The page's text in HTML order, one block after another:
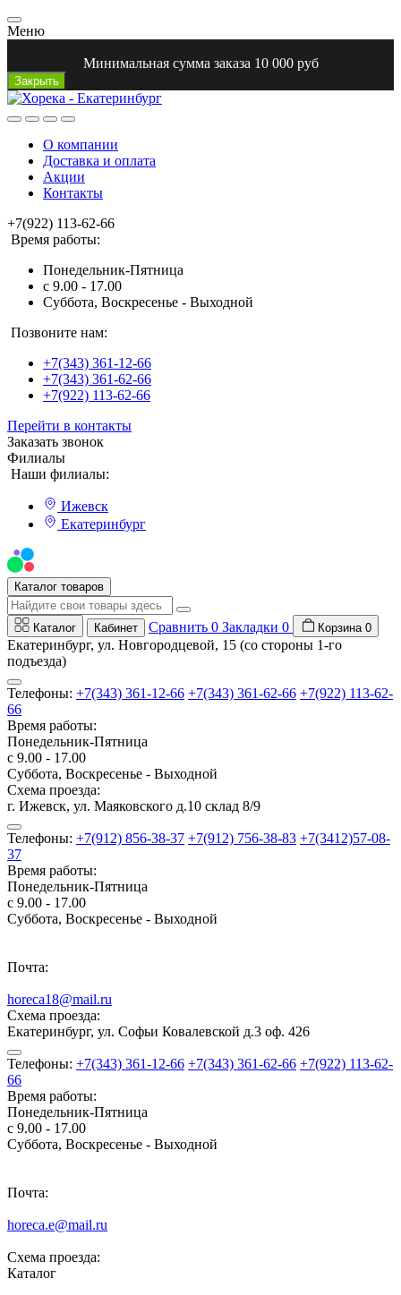
Меню
Минимальная сумма заказа 10 000 руб
Закрыть
О компании
Доставка и оплата
Акции
Контакты
+7(922) 113-62-66
Время работы:
Понедельник-Пятница
с 9.00 - 17.00
Суббота, Воскресенье - Выходной
Позвоните нам:
+7(343) 361-12-66
+7(343) 361-62-66
+7(922) 113-62-66
Перейти в контакты
Заказать звонок
Филиалы
Наши филиалы:
Ижевск
Екатеринбург
Каталог товаров
Каталог Кабинет Сравнить 0 Закладки 0 Корзина 0
Екатеринбург, ул. Новгородцевой, 15 (со стороны 1-го
подъезда)
Телефоны: +7(343) 361-12-66 +7(343) 361-62-66 +7(922) 113-62-
66
Время работы:
Понедельник-Пятница
с 9.00 - 17.00
Суббота, Воскресенье - Выходной
Схема проезда:
г. Ижевск, ул. Маяковского д.10 склад 8/9
Телефоны: +7(912) 856-38-37 +7(912) 756-38-83 +7(3412)57-08-
37
Время работы:
Понедельник-Пятница
с 9.00 - 17.00
Суббота, Воскресенье - Выходной
Почта:
horeca18@mail.ru
Схема проезда:
Екатеринбург, ул. Софьи Ковалевской д.3 оф. 426
Телефоны: +7(343) 361-12-66 +7(343) 361-62-66 +7(922) 113-62-
66
Время работы:
Понедельник-Пятница
с 9.00 - 17.00
Суббота, Воскресенье - Выходной
Почта:
horeca.e@mail.ru
Схема проезда:
Каталог